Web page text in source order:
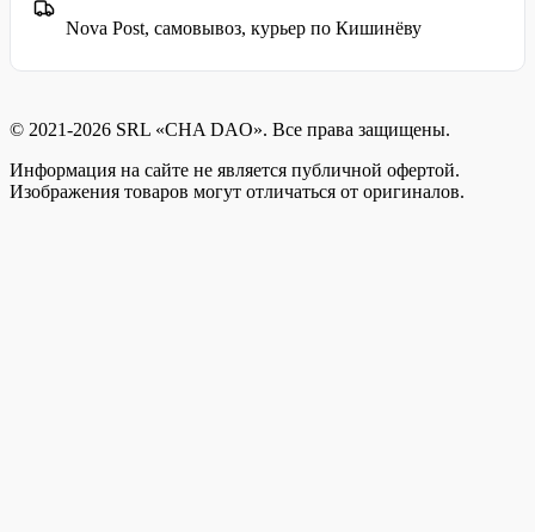
Nova Post, самовывоз, курьер по Кишинёву
© 2021-2026 SRL «CHA DAO». Все права защищены.
Информация на сайте не является публичной офертой.
Изображения товаров могут отличаться от оригиналов.